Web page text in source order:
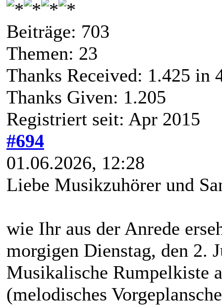
Beiträge: 703
Themen: 23
Thanks Received: 1.425 in
Thanks Given: 1.205
Registriert seit: Apr 2015
#694
01.06.2026, 12:28
Liebe Musikzuhörer und
wie Ihr aus der Anrede
morgigen Dienstag, den 2.
Musikalische Rumpelkiste
(melodisches